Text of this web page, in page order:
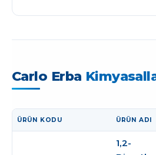
Carlo Erba
ÜRÜN KODU ÜRÜN ADI
1,2-